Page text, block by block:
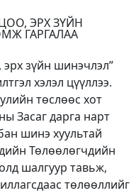
ЭРХ ЗҮЙН
ГАРГАЛАА
зүйн шинэчлэл”
хэлэл цүүллээ.
төслөөс хот
Засаг дарга нарт
шинэ хуультай
Төлөөлөгчдийн
шалгуур тавьж,
төлөөллийг